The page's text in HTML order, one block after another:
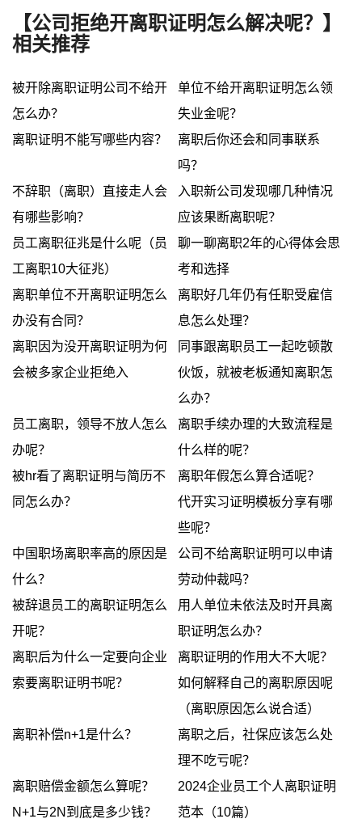
【公司拒绝开离职证明怎么解决呢？】
相关推荐
被开除离职证明公司不给开
怎么办？
单位不给开离职证明怎么领
失业金呢？
离职证明不能写哪些内容？
离职后你还会和同事联系
吗？
不辞职（离职）直接走人会
有哪些影响？
入职新公司发现哪几种情况
应该果断离职呢？
员工离职征兆是什么呢（员
工离职10大征兆）
聊一聊离职2年的心得体会思
考和选择
离职单位不开离职证明怎么
办没有合同？
离职好几年仍有任职受雇信
息怎么处理？
离职因为没开离职证明为何
会被多家企业拒绝入
同事跟离职员工一起吃顿散
伙饭，就被老板通知离职怎
么办？
员工离职，领导不放人怎么
办呢？
离职手续办理的大致流程是
什么样的呢？
被hr看了离职证明与简历不
同怎么办？
离职年假怎么算合适呢？
代开实习证明模板分享有哪
些呢？
中国职场离职率高的原因是
什么？
公司不给离职证明可以申请
劳动仲裁吗？
被辞退员工的离职证明怎么
开呢？
用人单位未依法及时开具离
职证明怎么办？
离职后为什么一定要向企业
索要离职证明书呢？
离职证明的作用大不大呢？
如何解释自己的离职原因呢
（离职原因怎么说合适）
离职补偿n+1是什么？
离职之后，社保应该怎么处
理不吃亏呢？
离职赔偿金额怎么算呢？
N+1与2N到底是多少钱？
2024企业员工个人离职证明
范本（10篇）